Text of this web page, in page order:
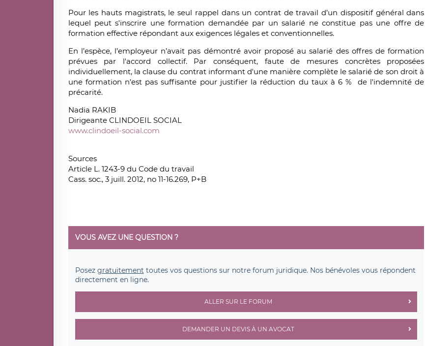
Pour les hauts magistrats, le seul rappel dans un contrat de travail d’un dispositif général dans
lequel peut s'inscrire une formation demandée par un salarié ne constitue pas une offre de
formation effective répondant aux exigences légales et conventionnelles.
En l’espèce, l’employeur n’avait pas démontré avoir proposé au salarié des offres de formation
prévues par l'accord collectif. Par conséquent, faute de mesures concrètes proposées
individuellement, la clause du contrat informant d'une manière complète le salarié de son droit à
une formation n'est pas suffisante pour justifier la réduction du taux à 6 % de l'indemnité de
précarité.
Nadia RAKIB
Dirigeante CLINDOEIL SOCIAL
www.clindoeil-social.com
Sources
Article L. 1243-9 du Code du travail
Cass. soc., 3 juill. 2012, no 11-16.269, P+B
VOUS AVEZ UNE QUESTION ?
Posez gratuitement toutes vos questions sur notre forum juridique. Nos bénévoles vous répondent
directement en ligne.
ALLER SUR LE FORUM
DEMANDER UN DEVIS À UN AVOCAT